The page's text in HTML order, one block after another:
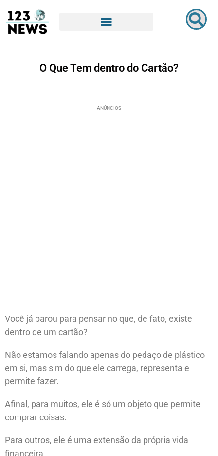
O Que Tem dentro do Cartão?
ANÚNCIOS
Você já parou para pensar no que, de fato, existe
dentro de um cartão?
Não estamos falando apenas do pedaço de plástico
em si, mas sim do que ele carrega, representa e
permite fazer.
Afinal, para muitos, ele é só um objeto que permite
comprar coisas.
Para outros, ele é uma extensão da própria vida
financeira.